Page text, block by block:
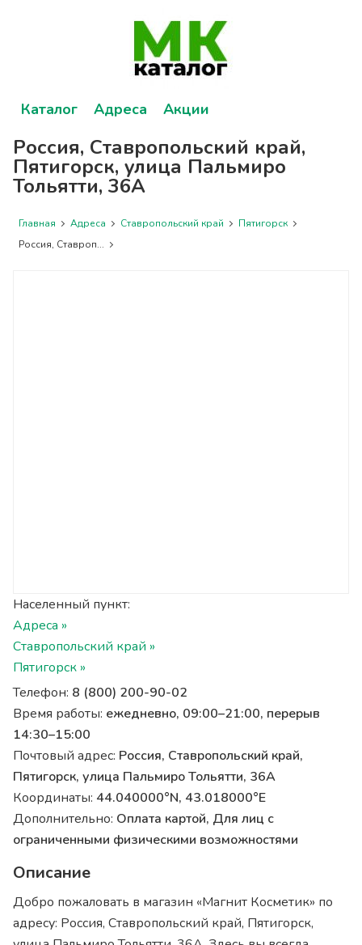
Каталог Адреса Акции
Россия, Ставропольский край,
Пятигорск, улица Пальмиро
Тольятти, 36А
Главная Адреса Ставропольский край
Пятигорск
Россия, Ставроп...
Населенный пункт:
Адреса »
Ставропольский край »
Пятигорск »
Телефон: 8 (800) 200-90-02
Время работы: ежедневно, 09:00–21:00, перерыв
14:30–15:00
Почтовый адрес: Россия, Ставропольский край,
Пятигорск, улица Пальмиро Тольятти, 36А
Координаты: 44.040000°N, 43.018000°E
Дополнительно: Оплата картой, Для лиц с
ограниченными физическими возможностями
Описание
Добро пожаловать в магазин «Магнит Косметик» по
адресу: Россия, Ставропольский край, Пятигорск,